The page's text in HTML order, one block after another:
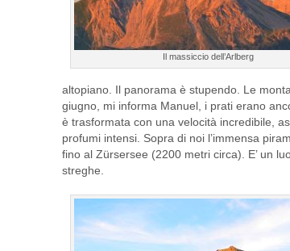
Il massiccio dell’Arlberg
altopiano. Il panorama è stupendo. Le
giugno, mi informa Manuel, i prati erano
è trasformata con una velocità incredibile,
profumi intensi. Sopra di noi l’immensa
fino al Zürsersee (2200 metri circa). E’ un
streghe.